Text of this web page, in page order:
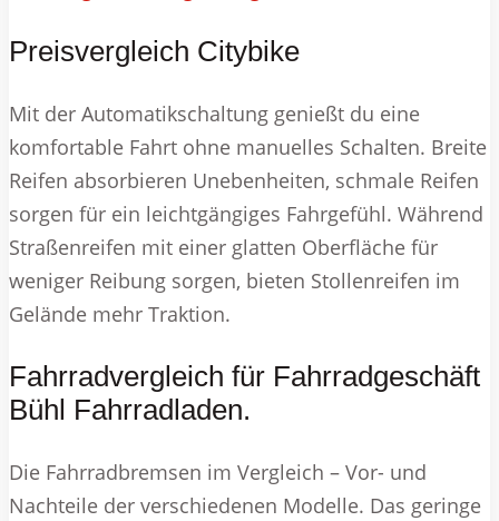
Preisvergleich Citybike
Mit der Automatikschaltung genießt du eine
komfortable Fahrt ohne manuelles Schalten. Breite
Reifen absorbieren Unebenheiten, schmale Reifen
sorgen für ein leichtgängiges Fahrgefühl. Während
Straßenreifen mit einer glatten Oberfläche für
weniger Reibung sorgen, bieten Stollenreifen im
Gelände mehr Traktion.
Fahrradvergleich für Fahrradgeschäft
Bühl Fahrradladen.
Die Fahrradbremsen im Vergleich – Vor- und
Nachteile der verschiedenen Modelle. Das geringe